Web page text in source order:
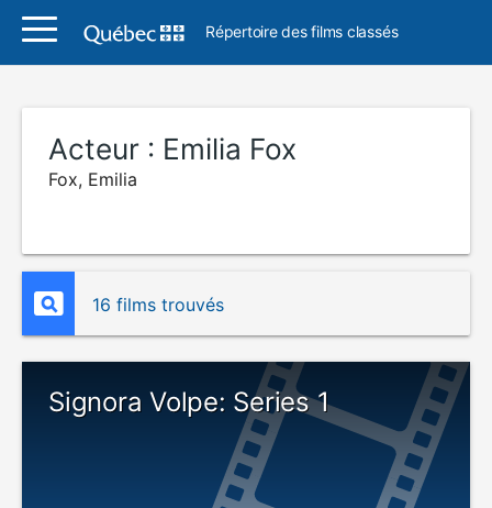
Répertoire des films classés
Acteur : Emilia Fox
Fox, Emilia
16 films trouvés
Signora Volpe: Series 1